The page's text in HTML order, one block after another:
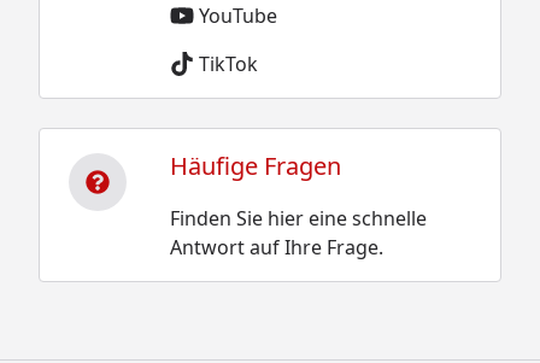
YouTube
TikTok
Häufige Fragen
Finden Sie hier eine schnelle
Antwort auf Ihre Frage.